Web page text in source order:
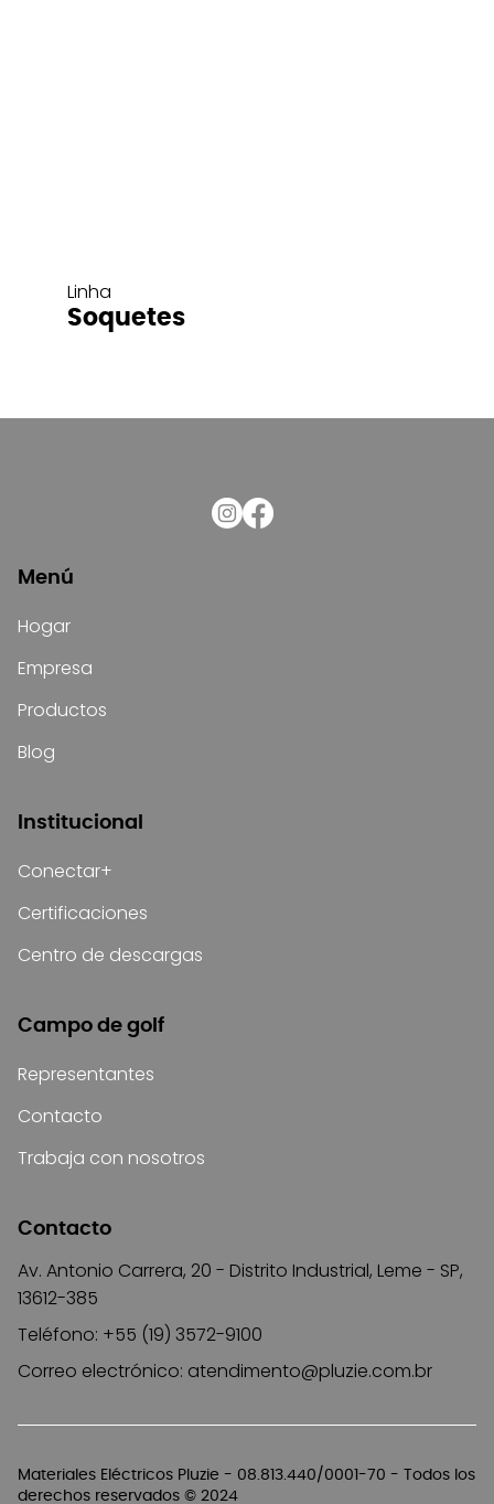
Linha
Soquetes
Materiales Eléctricos Pluzie - 08.813.440/0001-70 - Todos los
derechos reservados © 2024
Menú
Hogar
Empresa
Productos
Blog
Institucional
Conectar+
Certificaciones
Centro de descargas
Campo de golf
Representantes
Contacto
Trabaja con nosotros
Contacto
Av. Antonio Carrera, 20 - Distrito Industrial, Leme - SP,
13612-385
Teléfono: +55 (19) 3572-9100
Correo electrónico: atendimento@pluzie.com.br